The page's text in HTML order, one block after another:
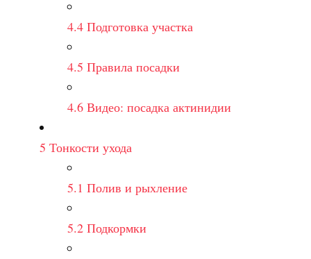
4.4 Подготовка участка
4.5 Правила посадки
4.6 Видео: посадка актинидии
5 Тонкости ухода
5.1 Полив и рыхление
5.2 Подкормки